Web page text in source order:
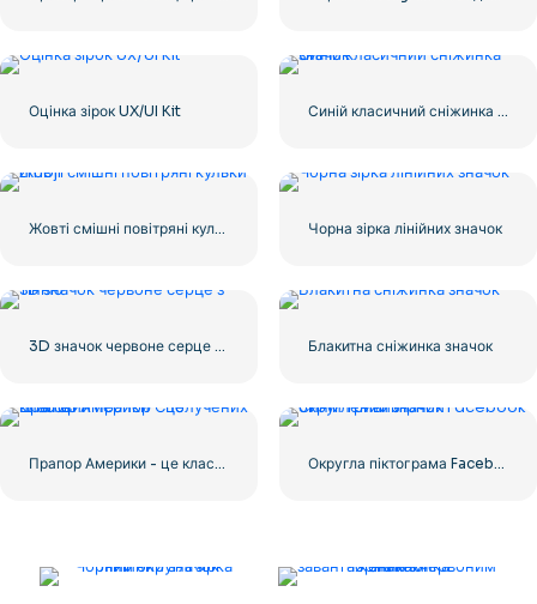
Оцінка зірок UX/UI Kit Синій класичний сніжинка значок
Жовті смішні повітряні кульки Emoji Чорна зірка лінійних значок
3D значок червоне серце з тінню Блакитна сніжинка значок
Прапор Америки - це класовий прапор Сполучених Штатів Округла піктограма Facebook із синім градієнтом